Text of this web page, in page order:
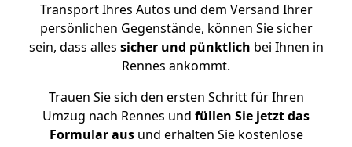
Transport Ihres Autos und dem Versand Ihrer
persönlichen Gegenstände, können Sie sicher
sein, dass alles sicher und pünktlich bei Ihnen in
Rennes ankommt.
Trauen Sie sich den ersten Schritt für Ihren
Umzug nach Rennes und füllen Sie jetzt das
Formular ausund erhalten Sie kostenlose